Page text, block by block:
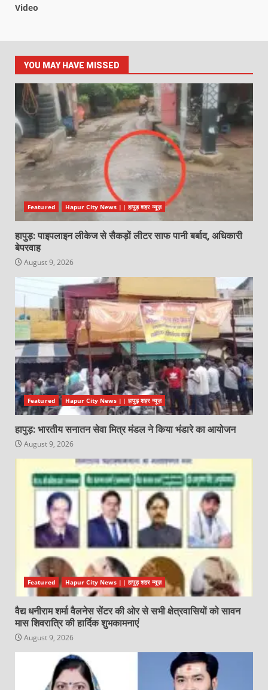
Video
YOU MAY HAVE MISSED
Featured Hapur City News || हापुड़ शहर न्यूज़
हापुड़: पाइपलाइन लीकेज से सैकड़ों लीटर साफ पानी बर्बाद, अधिकारी
बेपरवाह
August 9, 2026
Featured Hapur City News || हापुड़ शहर न्यूज़
हापुड़: भारतीय सनातन सेवा मित्र मंडल ने किया भंडारे का आयोजन
August 9, 2026
Featured Hapur City News || हापुड़ शहर न्यूज़
वैद्य धनीराम शर्मा वैलनेस सेंटर की ओर से सभी क्षेत्रवासियों को सावन
मास शिवरात्रि की हार्दिक शुभकामनाएं
August 9, 2026